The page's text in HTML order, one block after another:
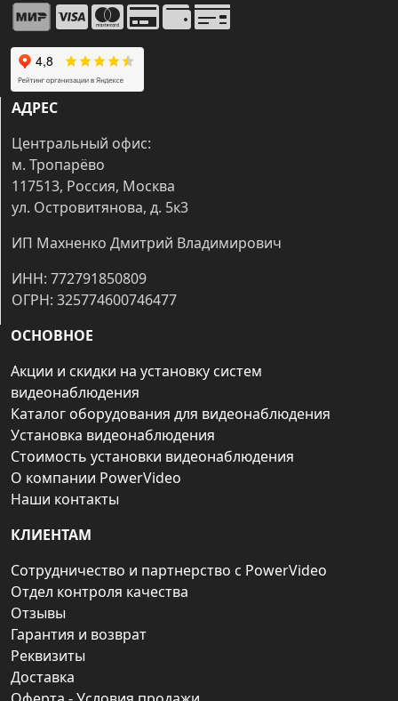
АДРЕС
Центральный офис:
м. Тропарёво
117513, Россия, Москва
ул. Островитянова, д. 5к3
ИП Махненко Дмитрий Владимирович
ИНН: 772791850809
ОГРН: 325774600746477
ОСНОВНОЕ
Акции и скидки на установку систем
видеонаблюдения
Каталог оборудования для видеонаблюдения
Установка видеонаблюдения
Стоимость установки видеонаблюдения
О компании PowerVideo
Наши контакты
КЛИЕНТАМ
Сотрудничество и партнерство с PowerVideo
Отдел контроля качества
Отзывы
Гарантия и возврат
Реквизиты
Доставка